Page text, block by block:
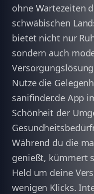
ohne Wartezeiten
schwäbischen
bietet nicht nur
sondern auch
Nutze die
sanifinder.de App
Schönheit der
Während du die
genießt, kümmert
Held um deine
wenigen Klicks.